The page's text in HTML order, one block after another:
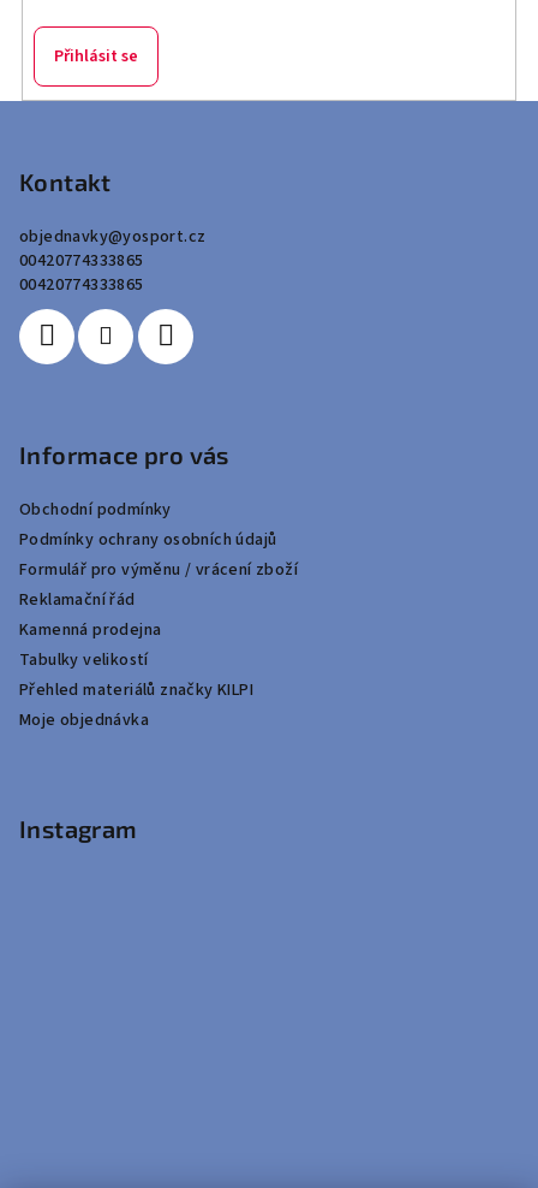
v
Přihlásit se
Kontakt
objednavky@yosport.cz
00420774333865
00420774333865
Informace pro vás
Obchodní podmínky
Podmínky ochrany osobních údajů
Formulář pro výměnu / vrácení zboží
Reklamační řád
Kamenná prodejna
Tabulky velikostí
Přehled materiálů značky KILPI
Moje objednávka
Instagram